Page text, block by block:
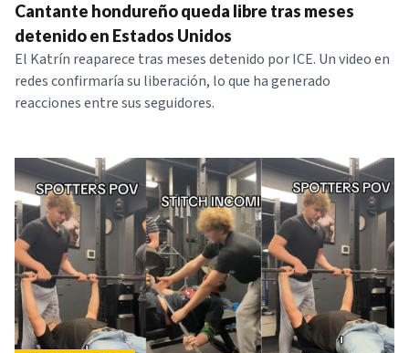
Cantante hondureño queda libre tras meses
detenido en Estados Unidos
El Katrín reaparece tras meses detenido por ICE. Un video en
redes confirmaría su liberación, lo que ha generado
reacciones entre sus seguidores.